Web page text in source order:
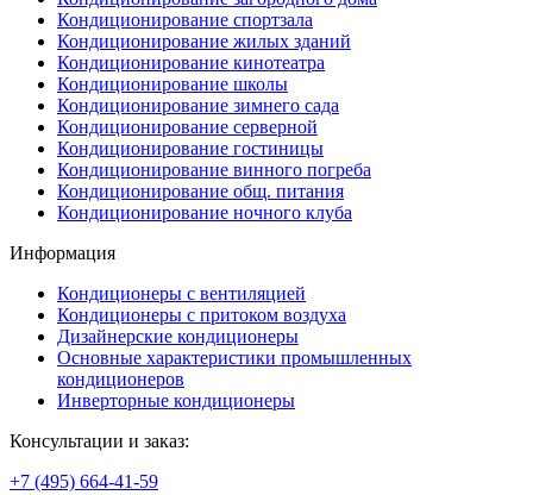
Кондиционирование спортзала
Кондиционирование жилых зданий
Кондиционирование кинотеатра
Кондиционирование школы
Кондиционирование зимнего сада
Кондиционирование серверной
Кондиционирование гостиницы
Кондиционирование винного погреба
Кондиционирование общ. питания
Кондиционирование ночного клуба
Информация
Кондиционеры с вентиляцией
Кондиционеры с притоком воздуха
Дизайнерские кондиционеры
Основные характеристики промышленных
кондиционеров
Инверторные кондиционеры
Консультации и заказ:
+7 (495) 664-41-59